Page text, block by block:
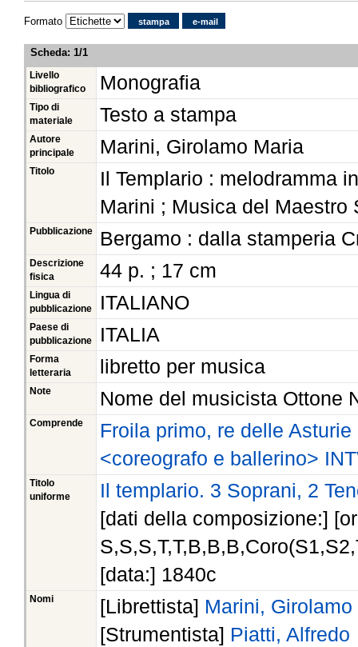
Formato stampa e-mail
Scheda: 1/1
Livello
bibliografico
Monografia
Tipo di
materiale
Testo a stampa
Autore
principale
Marini, Girolamo Maria
Titolo
Il Templario : melodramma
Marini ; Musica del Maestro
Pubblicazione Bergamo : dalla stamperia
Descrizione
fisica
44 p. ; 17 cm
Lingua di
pubblicazione
ITALIANO
Paese di
pubblicazione
ITALIA
Forma
letteraria
libretto per musica
Note Nome del musicista Ottone
Comprende
Froila primo, re delle
<coreografo e ballerino>
Titolo
uniforme
Il templario. 3 Soprani, 2
[dati della composizione:]
[data:] 1840c
Nomi [Librettista] Marini, Girolamo
[Strumentista] Piatti, Alfredo